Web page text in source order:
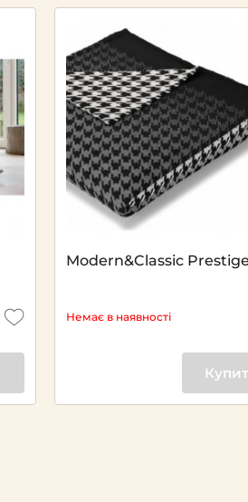
Modern&Classic
Немає в наявності